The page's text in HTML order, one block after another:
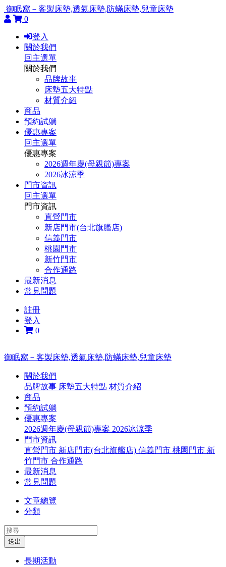
御眠窩－客製床墊,透氣床墊,防蟎床墊,兒童床墊
0
登入
關於我們
回主選單
關於我們
品牌故事
床墊五大特點
材質介紹
商品
預約試躺
優惠專案
回主選單
優惠專案
2026週年慶(母親節)專案
2026冰涼季
門市資訊
回主選單
門市資訊
直營門市
新店門市(台北旗艦店)
信義門市
桃園門市
新竹門市
合作通路
最新消息
常見問題
註冊
登入
0
御眠窩－客製床墊,透氣床墊,防蟎床墊,兒童床墊
關於我們
品牌故事 床墊五大特點 材質介紹
商品
預約試躺
優惠專案
2026週年慶(母親節)專案 2026冰涼季
門市資訊
直營門市 新店門市(台北旗艦店) 信義門市 桃園門市 新
竹門市 合作通路
最新消息
常見問題
文章總覽
分類
送出
長期活動